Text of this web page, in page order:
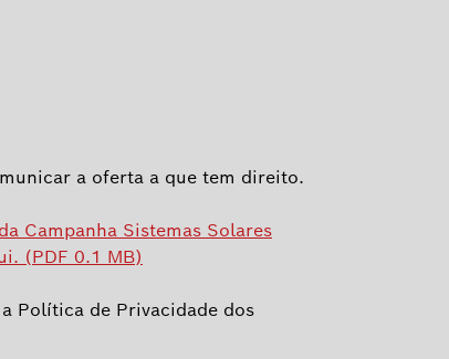
a oferta a que tem direito.
Campanha Sistemas Solares
(PDF 0.1 MB)
Política de Privacidade dos